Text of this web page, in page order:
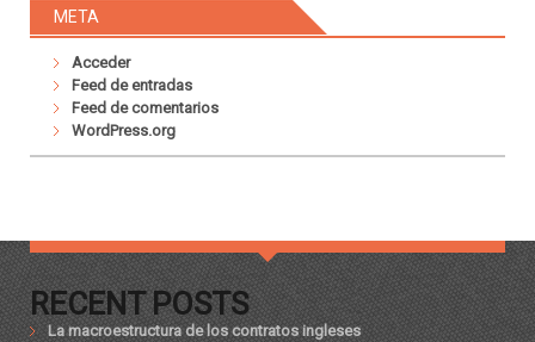
META
Acceder
Feed de entradas
Feed de comentarios
WordPress.org
RECENT POSTS
La macroestructura de los contratos ingleses